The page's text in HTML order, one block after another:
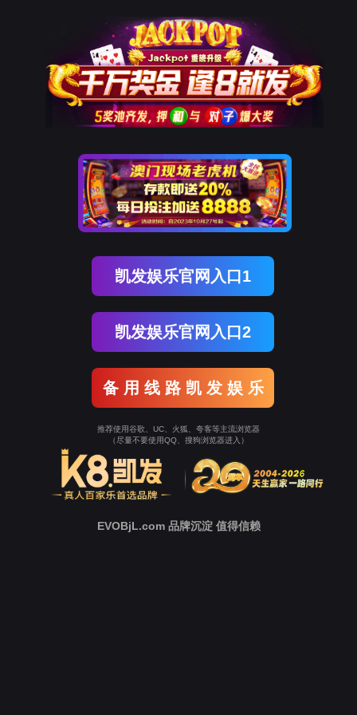
9001cc以诚为本
该页面不存在！
页面自动跳转等待时间：3 秒
返回9001cc以诚为